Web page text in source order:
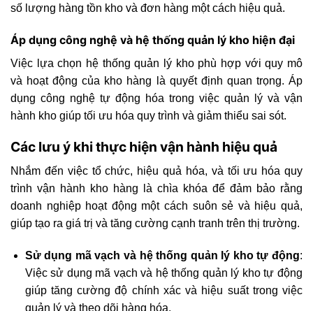
số lượng hàng tồn kho và đơn hàng một cách hiệu quả.
Áp dụng công nghệ và hệ thống quản lý kho hiện đại
Việc lựa chọn hệ thống quản lý kho phù hợp với quy mô
và hoạt động của kho hàng là quyết định quan trọng. Áp
dụng công nghệ tự động hóa trong việc quản lý và vận
hành kho giúp tối ưu hóa quy trình và giảm thiểu sai sót.
Các lưu ý khi thực hiện vận hành hiệu quả
Nhắm đến việc tổ chức, hiệu quả hóa, và tối ưu hóa quy
trình vận hành kho hàng là chìa khóa để đảm bảo rằng
doanh nghiệp hoạt động một cách suôn sẻ và hiệu quả,
giúp tạo ra giá trị và tăng cường cạnh tranh trên thị trường.
Sử dụng mã vạch và hệ thống quản lý kho tự động:
Việc sử dụng mã vạch và hệ thống quản lý kho tự động
giúp tăng cường độ chính xác và hiệu suất trong việc
quản lý và theo dõi hàng hóa.